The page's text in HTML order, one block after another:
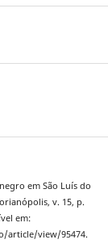
em São Luís do
v. 15, p.
em:
article/view/95474.